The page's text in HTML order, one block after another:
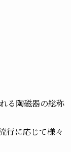
る陶磁器の総称
行に応じて様々